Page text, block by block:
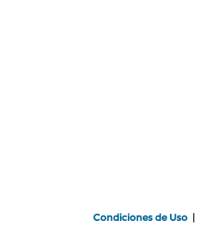
Condiciones de Uso